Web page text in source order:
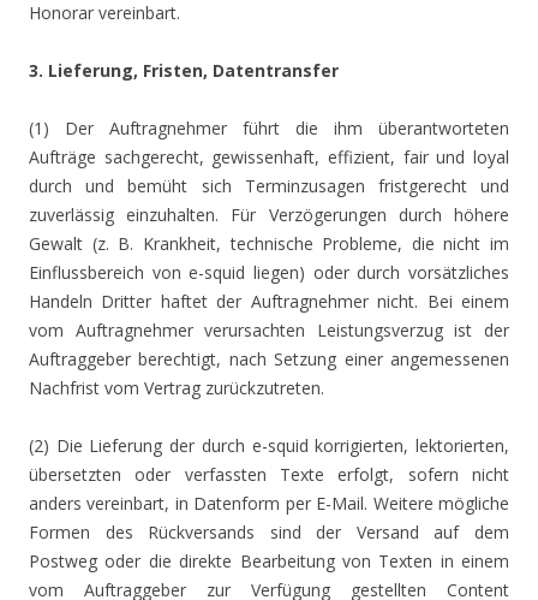
Honorar vereinbart.
3. Lieferung, Fristen, Datentransfer
(1) Der Auftragnehmer führt die ihm überantworteten
Aufträge sachgerecht, gewissenhaft, effizient, fair und loyal
durch und bemüht sich Terminzusagen fristgerecht und
zuverlässig einzuhalten. Für Verzögerungen durch höhere
Gewalt (z. B. Krankheit, technische Probleme, die nicht im
Einflussbereich von e-squid liegen) oder durch vorsätzliches
Handeln Dritter haftet der Auftragnehmer nicht. Bei einem
vom Auftragnehmer verursachten Leistungsverzug ist der
Auftraggeber berechtigt, nach Setzung einer angemessenen
Nachfrist vom Vertrag zurückzutreten.
(2) Die Lieferung der durch e-squid korrigierten, lektorierten,
übersetzten oder verfassten Texte erfolgt, sofern nicht
anders vereinbart, in Datenform per E-Mail. Weitere mögliche
Formen des Rückversands sind der Versand auf dem
Postweg oder die direkte Bearbeitung von Texten in einem
vom Auftraggeber zur Verfügung gestellten Content